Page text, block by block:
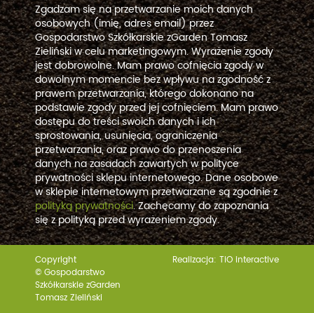
Zgadzam się na przetwarzanie moich danych
osobowych (imię, adres email) przez
Gospodarstwo Szkółkarskie zGarden Tomasz
Zieliński w celu marketingowym. Wyrażenie zgody
jest dobrowolne. Mam prawo cofnięcia zgody w
dowolnym momencie bez wpływu na zgodność z
prawem przetwarzania, którego dokonano na
podstawie zgody przed jej cofnięciem. Mam prawo
dostępu do treści swoich danych i ich
sprostowania, usunięcia, ograniczenia
przetwarzania, oraz prawo do przenoszenia
danych na zasadach zawartych w polityce
prywatności sklepu internetowego. Dane osobowe
w sklepie internetowym przetwarzane są zgodnie z
polityką prywatności. Zachęcamy do zapoznania
się z polityką przed wyrażeniem zgody.
Copyright
© Gospodarstwo
Szkółkarskie zGarden
Tomasz Zieliński
Realizacja: TiO interactive